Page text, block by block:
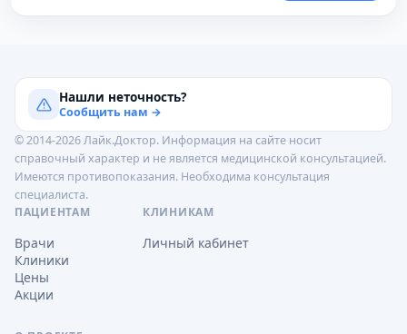
Нашли неточность?
Сообщить нам →
© 2014-2026 Лайк.Доктор. Информация на сайте носит
справочный характер и не является медицинской консультацией.
Имеются противопоказания. Необходима консультация
специалиста.
ПАЦИЕНТАМ
Врачи
Клиники
Цены
Акции
КЛИНИКАМ
Личный кабинет